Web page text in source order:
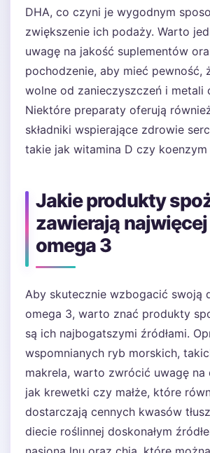
DHA, co czyni je wygodnym
zwiększenie ich podaży. Warto
uwagę na jakość suplementów
pochodzenie, aby mieć pewność,
wolne od zanieczyszczeń i metali
Niektóre preparaty oferują
składniki wspierające zdrowie
takie jak witamina D czy koenzym
Jakie produkty
zawierają
omega 3
Aby skutecznie wzbogacić swoją
omega 3, warto znać produkty
są ich najbogatszymi źródłami.
wspomnianych ryb morskich,
makrela, warto zwrócić uwagę na
jak krewetki czy małże, które
dostarczają cennych kwasów
diecie roślinnej doskonałym